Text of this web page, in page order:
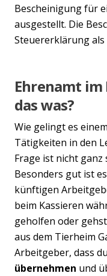
Bescheinigung für
ausgestellt. Die
Steuererklärung als
Ehrenamt
das was?
Wie gelingt es
Tätigkeiten in den
Frage ist nicht
Besonders gut ist
künftigen
beim Kassieren
geholfen oder
aus dem Tierheim
Arbeitgeber, dass
übernehmen und